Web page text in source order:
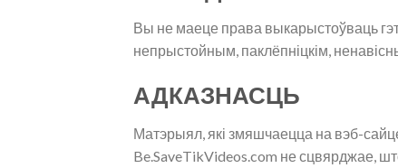
Вы не маеце права выкарыстоўваць
непрыстойным, паклёпніцкім,
АДКАЗНАСЦЬ
Матэрыял, які змяшчаецца на вэб-
Be.SaveTikVideos.com не сцвярджае,